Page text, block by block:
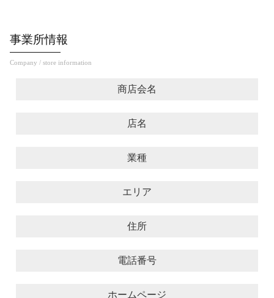
事業所情報
Company / store information
商店会名
店名
業種
エリア
住所
電話番号
ホームページ